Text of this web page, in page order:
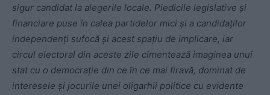
sigur candidat la alegerile locale. Piedicile legislative și
financiare puse în calea partidelor mici și a candidaților
independenți sufocă și acest spațiu de implicare, iar
circul electoral din aceste zile cimentează imaginea unui
stat cu o democrație din ce în ce mai firavă, dominat de
interesele și jocurile unei oligarhii politice cu evidente